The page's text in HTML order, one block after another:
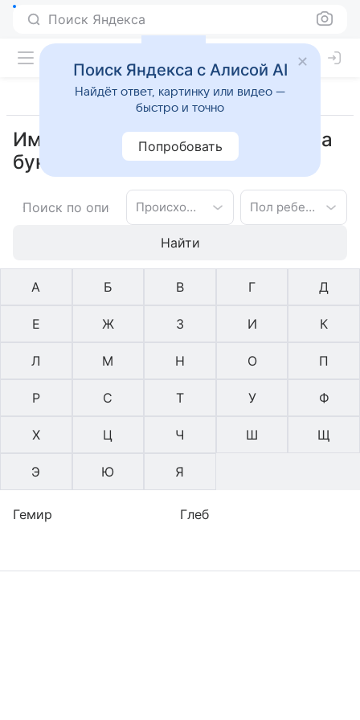
Поиск Яндекса
Имена русское для мальчиков на
букву Г
Происхождение имени Пол ребенка
Найти
А Б В Г Д
Е Ж З И К
Л М Н О П
Р С Т У Ф
Х Ц Ч Ш Щ
Э Ю Я
Гемир Глеб
Поиск Яндекса с Алисой AI
Найдёт ответ, картинку или видео —
быстро и точно
Попробовать